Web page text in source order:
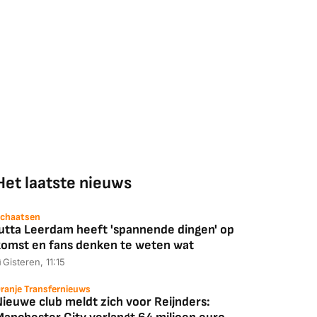
laatste nieuws
Leerdam heeft 'spannende dingen' op
en fans denken te weten wat
Gisteren, 11:15
Transfernieuws
club meldt zich voor Reijnders: